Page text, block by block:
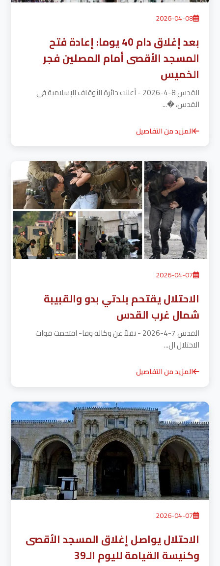
2026-04-08
بعد إغلاق دام 40 يوما: إعادة فتح
المسجد الأقصى أمام المصلين فجر
الخميس
القدس 8-4-2026 - أعلنت دائرة الأوقاف الإسلامية في
القدس، �...
المزيد من التفاصيل
2026-04-07
الاحتلال يقتحم بلدتي بدو والقبيبة
شمال غرب القدس
القدس 7-4-2026 - نقلاً عن وكالة وفا- اقتحمت قوات
الاحتلال ال...
المزيد من التفاصيل
2026-04-07
الاحتلال يواصل إغلاق المسجد الأقصى
وكنيسة القيامة لليوم الـ39